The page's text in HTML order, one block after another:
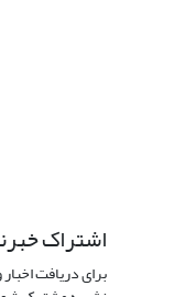
اشتراک
برای دریافت